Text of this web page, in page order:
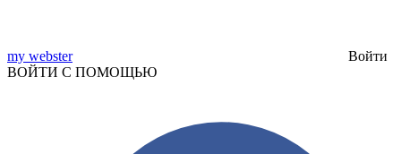
my webster
Войти
ВОЙТИ С ПОМОЩЬЮ